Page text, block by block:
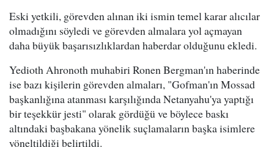
Eski yetkili, görevden alınan iki ismin temel karar alıcılar
olmadığını söyledi ve görevden almalara yol açmayan
daha büyük başarısızlıklardan haberdar olduğunu ekledi.
Yedioth Ahronoth muhabiri Ronen Bergman'ın haberinde
ise bazı kişilerin görevden almaları, "Gofman'ın Mossad
başkanlığına atanması karşılığında Netanyahu'ya yaptığı
bir teşekkür jesti" olarak gördüğü ve böylece baskı
altındaki başbakana yönelik suçlamaların başka isimlere
yöneltildiği belirtildi.